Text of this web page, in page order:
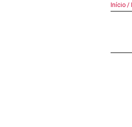
Início /